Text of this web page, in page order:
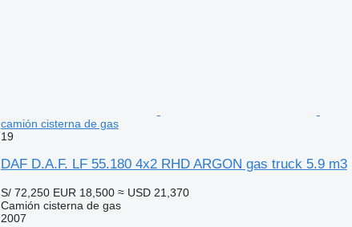
camión cisterna de gas
19
DAF D.A.F. LF 55.180 4x2 RHD ARGON gas truck 5.9 m3
S/ 72,250 EUR 18,500 ≈ USD 21,370
Camión cisterna de gas
2007